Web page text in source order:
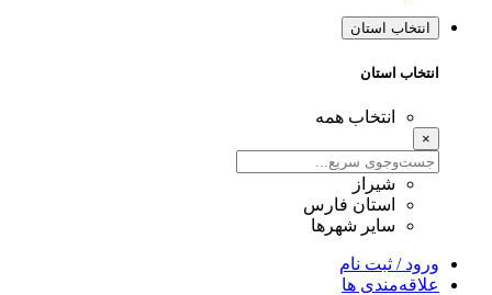
انتخاب استان
انتخاب استان
انتخاب همه
×
شیراز
استان فارس
سایر شهرها
ورود / ثبت نام
علاقه‌مندی ها